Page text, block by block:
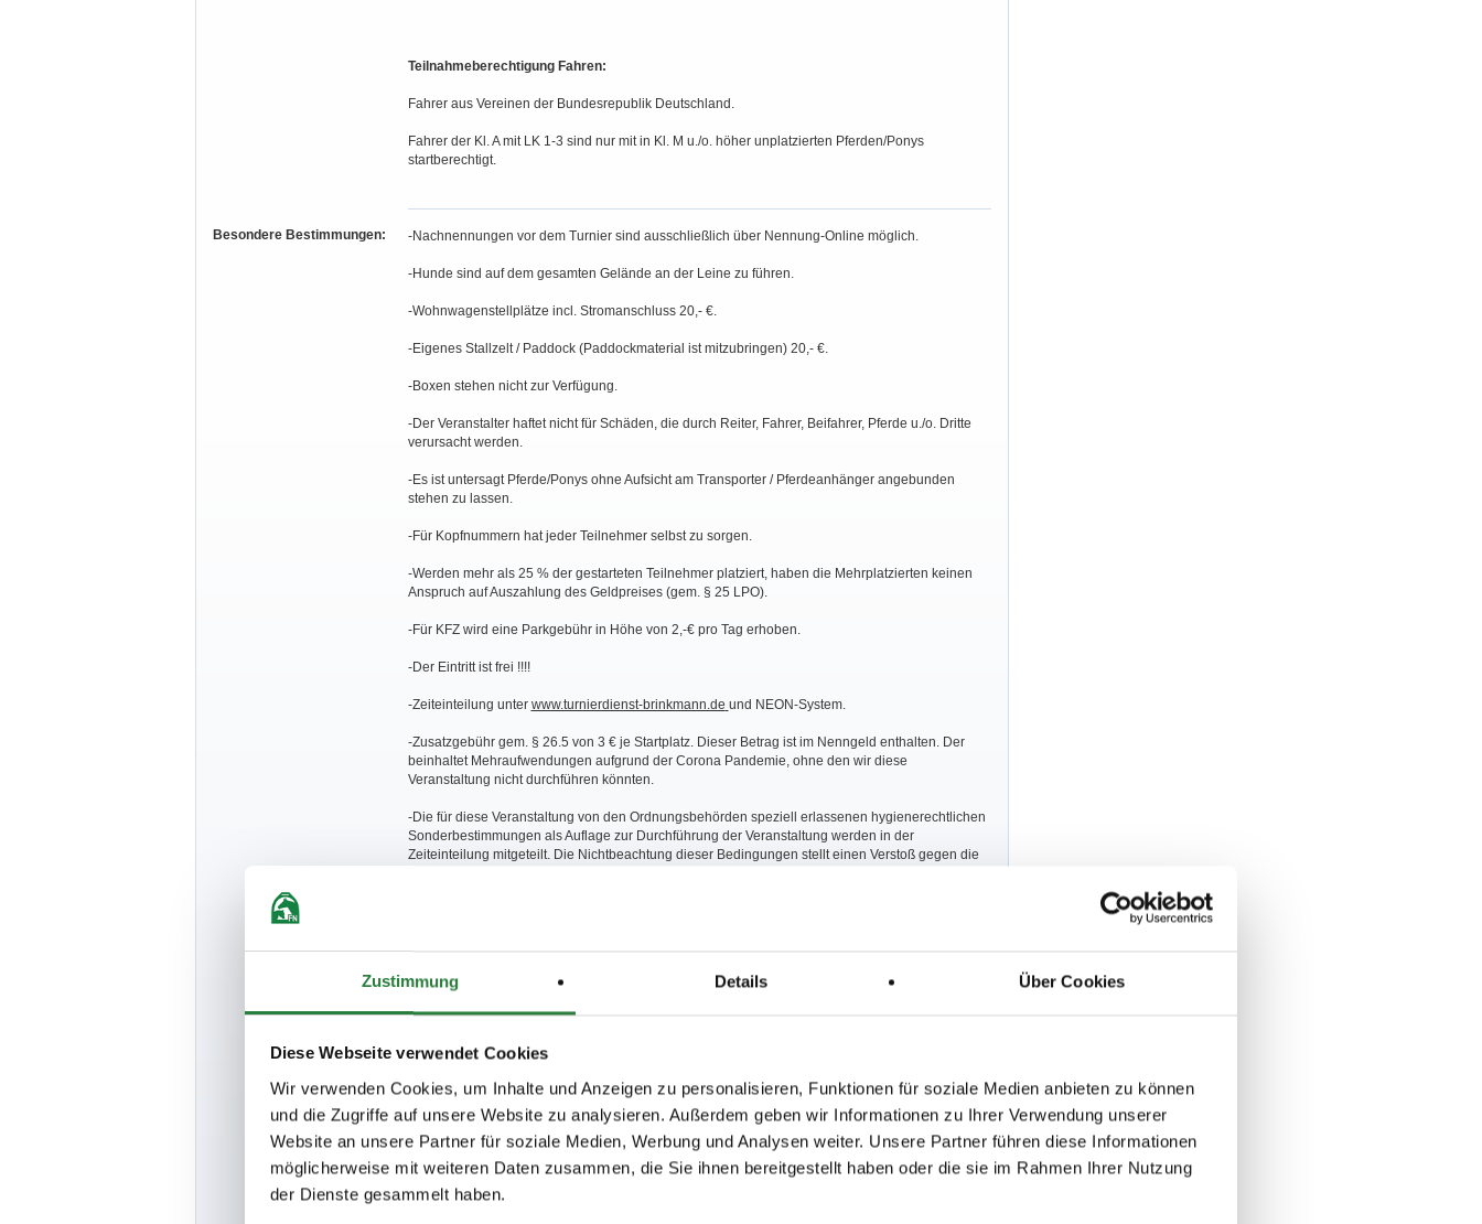
Zustimmung Details Über Cookies
Diese Webseite verwendet Cookies
Wir verwenden Cookies, um Inhalte und Anzeigen zu personalisieren, Funktionen für soziale Medien anbieten zu können
und die Zugriffe auf unsere Website zu analysieren. Außerdem geben wir Informationen zu Ihrer Verwendung unserer
Website an unsere Partner für soziale Medien, Werbung und Analysen weiter. Unsere Partner führen diese Informationen
möglicherweise mit weiteren Daten zusammen, die Sie ihnen bereitgestellt haben oder die sie im Rahmen Ihrer Nutzung
der Dienste gesammelt haben.
Teilnahmeberechtigung Fahren:
Fahrer aus Vereinen der Bundesrepublik Deutschland.
Fahrer der Kl. A mit LK 1-3 sind nur mit in Kl. M u./o. höher unplatzierten Pferden/Ponys
startberechtigt.
Besondere Bestimmungen: -Nachnennungen vor dem Turnier sind ausschließlich über Nennung-Online möglich.
-Hunde sind auf dem gesamten Gelände an der Leine zu führen.
-Wohnwagenstellplätze incl. Stromanschluss 20,- €.
-Eigenes Stallzelt / Paddock (Paddockmaterial ist mitzubringen) 20,- €.
-Boxen stehen nicht zur Verfügung.
-Der Veranstalter haftet nicht für Schäden, die durch Reiter, Fahrer, Beifahrer, Pferde u./o. Dritte
verursacht werden.
-Es ist untersagt Pferde/Ponys ohne Aufsicht am Transporter / Pferdeanhänger angebunden
stehen zu lassen.
-Für Kopfnummern hat jeder Teilnehmer selbst zu sorgen.
-Werden mehr als 25 % der gestarteten Teilnehmer platziert, haben die Mehrplatzierten keinen
Anspruch auf Auszahlung des Geldpreises (gem. § 25 LPO).
-Für KFZ wird eine Parkgebühr in Höhe von 2,-€ pro Tag erhoben.
-Der Eintritt ist frei !!!!
-Zeiteinteilung unter www.turnierdienst-brinkmann.de und NEON-System.
-Zusatzgebühr gem. § 26.5 von 3 € je Startplatz. Dieser Betrag ist im Nenngeld enthalten. Der
beinhaltet Mehraufwendungen aufgrund der Corona Pandemie, ohne den wir diese
Veranstaltung nicht durchführen könnten.
-Die für diese Veranstaltung von den Ordnungsbehörden speziell erlassenen hygienerechtlichen
Sonderbestimmungen als Auflage zur Durchführung der Veranstaltung werden in der
Zeiteinteilung mitgeteilt. Die Nichtbeachtung dieser Bedingungen stellt einen Verstoß gegen die
Siegerehrungen werden auf Grund der Corona-Pandemie mit der Zeiteinteilung bekannt
Besondere Bestimmungen Fahren:
-Für Gespannnummern hat jeder Teilnehmer selbst zu sorgen.
-Für die gesamte PLS sind nur zweiachsige Wagen zugelassen.